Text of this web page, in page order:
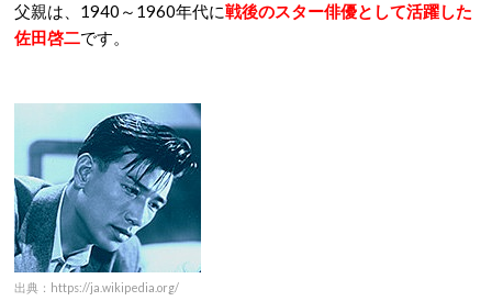
父親は、1940～1960年代に戦後のスター俳優として活躍した
佐田啓二です。
出典：https://ja.wikipedia.org/